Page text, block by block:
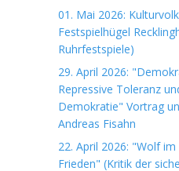
01. Mai 2026:
Festspielhügel
Ruhrfestspiele)
29. April 2026:
Repressive Toleranz
Demokratie" Vortrag
Andreas Fisahn
22. April 2026: "Wolf
Frieden" (Kritik der